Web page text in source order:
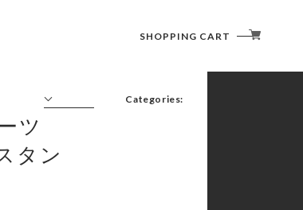
SHOPPING CART
Categories:
COOKWARE ( COOKER / CUTLERY )
ツ
タン